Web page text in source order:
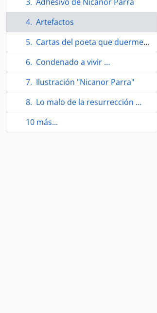
Artefactos
Cartas del poeta que duerme en una silla de Nicanor Parra. Cuadríptico
Condenado a vivir …
Ilustración "Nicanor Parra"
Lo malo de la resurrección …
10 más...